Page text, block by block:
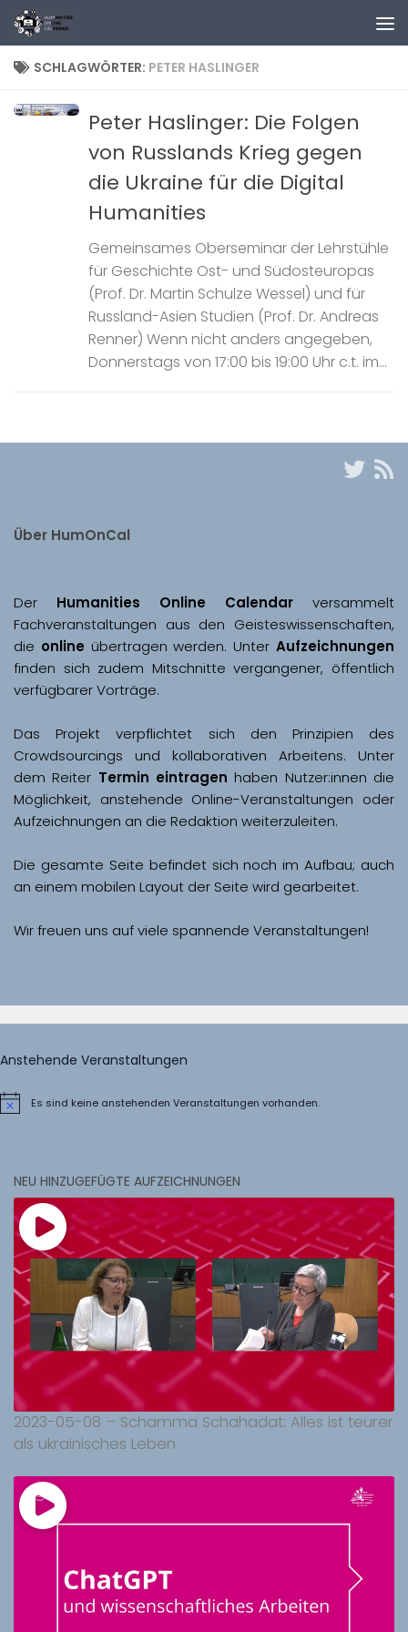
Zum Inhalt springen
SCHLAGWÖRTER: PETER HASLINGER
Peter Haslinger: Die Folgen
von Russlands Krieg gegen
die Ukraine für die Digital
Humanities
Gemeinsames Oberseminar der Lehrstühle
für Geschichte Ost- und Südosteuropas
(Prof. Dr. Martin Schulze Wessel) und für
Russland-Asien Studien (Prof. Dr. Andreas
Renner) Wenn nicht anders angegeben,
Donnerstags von 17:00 bis 19:00 Uhr c.t. im...
Über HumOnCal
Der Humanities Online Calendar versammelt
Fachveranstaltungen aus den Geisteswissenschaften,
die online übertragen werden. Unter Aufzeichnungen
finden sich zudem Mitschnitte vergangener, öffentlich
Das Projekt verpflichtet sich den Prinzipien des
Crowdsourcings und kollaborativen Arbeitens. Unter
dem Reiter Termin eintragen haben Nutzer:innen die
Möglichkeit, anstehende Online-Veranstaltungen oder
Aufzeichnungen an die Redaktion weiterzuleiten.
Die gesamte Seite befindet sich noch im Aufbau; auch
Wir freuen uns auf viele spannende Veranstaltungen!
Anstehende Veranstaltungen
HinweisEs sind keine anstehenden Veranstaltungen vorhanden.
NEU HINZUGEFÜGTE AUFZEICHNUNGEN
2023-05-08 – Schamma Schahadat: Alles ist teurer
als ukrainisches Leben